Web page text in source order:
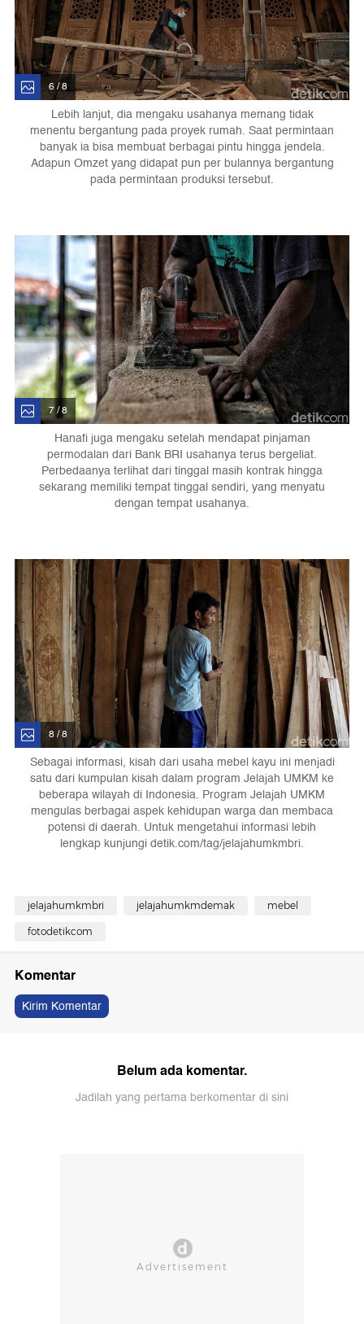
6 / 8
Lebih lanjut, dia mengaku usahanya memang tidak
menentu bergantung pada proyek rumah. Saat permintaan
banyak ia bisa membuat berbagai pintu hingga jendela.
Adapun Omzet yang didapat pun per bulannya bergantung
pada permintaan produksi tersebut.
7 / 8
Hanafi juga mengaku setelah mendapat pinjaman
permodalan dari Bank BRI usahanya terus bergeliat.
Perbedaanya terlihat dari tinggal masih kontrak hingga
sekarang memiliki tempat tinggal sendiri, yang menyatu
dengan tempat usahanya.
8 / 8
Sebagai informasi, kisah dari usaha mebel kayu ini menjadi
satu dari kumpulan kisah dalam program Jelajah UMKM ke
beberapa wilayah di Indonesia. Program Jelajah UMKM
mengulas berbagai aspek kehidupan warga dan membaca
potensi di daerah. Untuk mengetahui informasi lebih
lengkap kunjungi detik.com/tag/jelajahumkmbri.
jelajahumkmbri jelajahumkmdemak mebel
fotodetikcom
Komentar
Kirim Komentar
Belum ada komentar.
Jadilah yang pertama berkomentar di sini